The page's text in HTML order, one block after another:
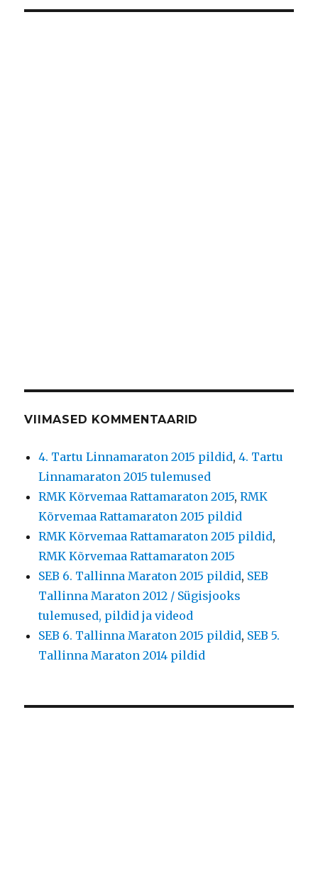
VIIMASED KOMMENTAARID
4. Tartu Linnamaraton 2015 pildid,4. Tartu
Linnamaraton 2015 tulemused
RMK Kõrvemaa Rattamaraton 2015,RMK
Kõrvemaa Rattamaraton 2015 pildid
RMK Kõrvemaa Rattamaraton 2015 pildid,
RMK Kõrvemaa Rattamaraton 2015
SEB 6. Tallinna Maraton 2015 pildid, SEB
Tallinna Maraton 2012 / Sügisjooks
tulemused, pildid ja videod
SEB 6. Tallinna Maraton 2015 pildid, SEB 5.
Tallinna Maraton 2014 pildid